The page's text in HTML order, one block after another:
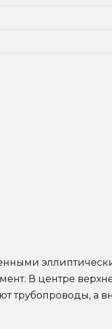
В центре
трубопроводы, а